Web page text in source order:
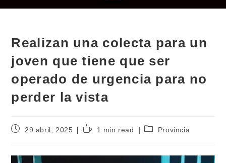
Realizan una colecta para un
joven que tiene que ser
operado de urgencia para no
perder la vista
29 abril, 2025 1 min read Provincia